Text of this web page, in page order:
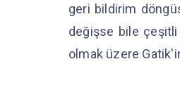
geri bildirim
değişse bile çeşitli
olmak üzere